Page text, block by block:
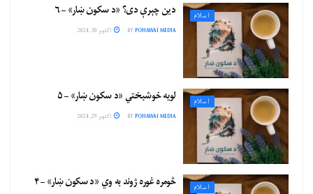
اسلام دین چېرې دی؟ «د سکون ښار» – ۶
BYPOHAWAI MEDIA اکتوبر 30, 2024
اسلام لویه خوشبختي «د سکون ښار» – ۵
BYPOHAWAI MEDIA اکتوبر 29, 2024
اسلام څومره غوره ژوند به وي «د سکون ښار» – ۴